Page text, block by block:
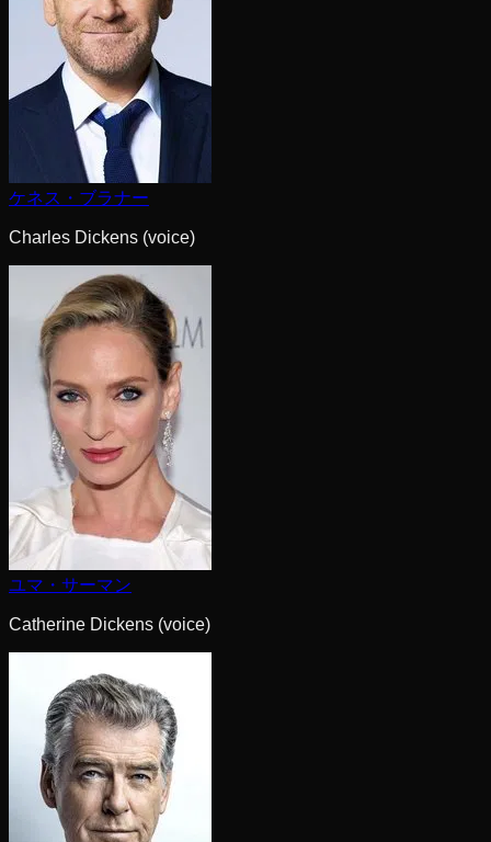
ケネス・ブラナー
Charles Dickens (voice)
ユマ・サーマン
Catherine Dickens (voice)